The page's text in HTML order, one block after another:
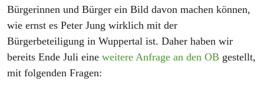
Bürgerinnen und Bürger ein Bild davon machen können,
wie ernst es Peter Jung wirklich mit der
Bürgerbeteiligung in Wuppertal ist. Daher haben wir
bereits Ende Juli eine weitere Anfrage an den OB gestellt,
mit folgenden Fragen: